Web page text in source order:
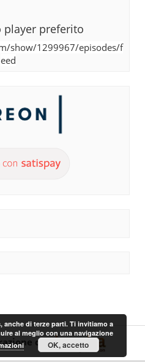
player preferito
show/1299967/episodes/f
eed
con
anche di terze parti. Ti invitiamo a
al meglio con una navigazione
OK, accetto